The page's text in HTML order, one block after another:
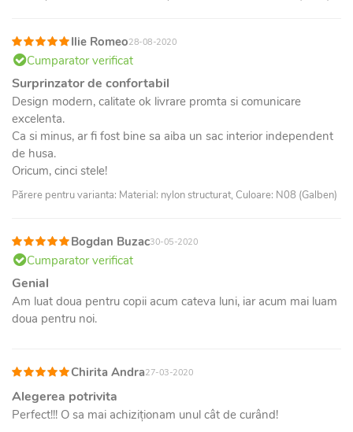
Ilie Romeo28-08-2020
Cumparator verificat
Surprinzator de confortabil
Design modern, calitate ok livrare promta si comunicare
excelenta.
Ca si minus, ar fi fost bine sa aiba un sac interior independent
de husa.
Oricum, cinci stele!
Părere pentru varianta: Material: nylon structurat, Culoare: N08 (Galben)
Bogdan Buzac30-05-2020
Cumparator verificat
Genial
Am luat doua pentru copii acum cateva luni, iar acum mai luam
doua pentru noi.
Chirita Andra27-03-2020
Alegerea potrivita
Perfect!!! O sa mai achiziționam unul cât de curând!